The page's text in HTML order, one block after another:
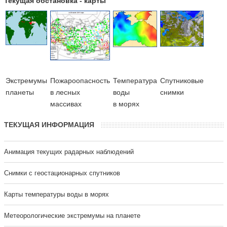
Экстремумы
планеты
Пожароопасность
в лесных
массивах
Температура
воды
в морях
Cпутниковые
снимки
ТЕКУЩАЯ ИНФОРМАЦИЯ
Анимация текущих радарных наблюдений
Cнимки с геостационарных спутников
Карты температуры воды в морях
Метеорологические экстремумы на планете